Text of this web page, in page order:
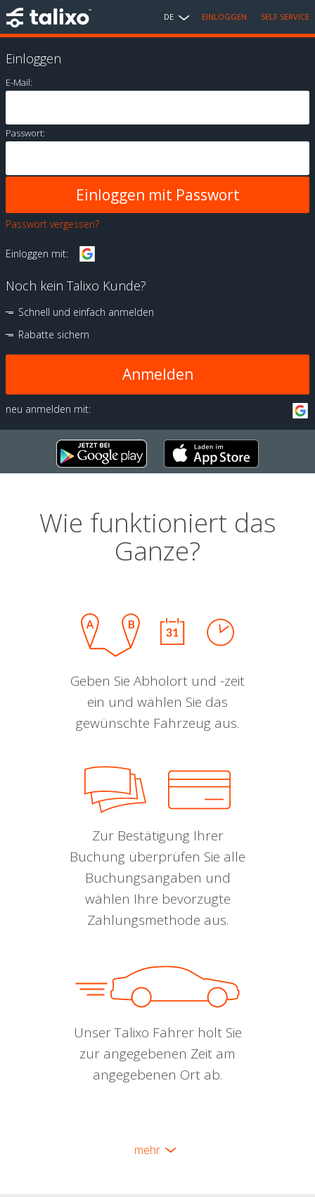
DE EINLOGGEN SELF SERVICE
Einloggen
E-Mail:
Passwort:
Passwort vergessen?
Einloggen mit:
Noch kein Talixo Kunde?
Schnell und einfach anmelden
Rabatte sichern
Anmelden
neu anmelden mit:
Wie funktioniert das
Ganze?
Geben Sie Abholort und -zeit
ein und wählen Sie das
gewünschte Fahrzeug aus.
Zur Bestätigung Ihrer
Buchung überprüfen Sie alle
Buchungsangaben und
wählen Ihre bevorzugte
Zahlungsmethode aus.
Unser Talixo Fahrer holt Sie
zur angegebenen Zeit am
angegebenen Ort ab.
mehr